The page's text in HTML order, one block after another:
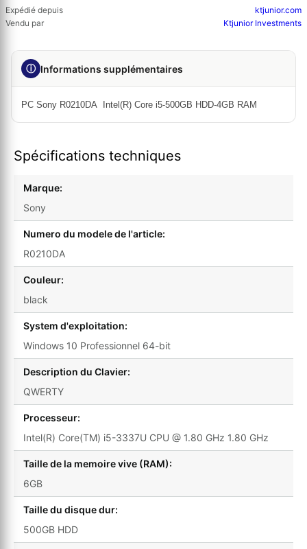
Expédié depuis
ktjunior.com
Vendu par
Ktjunior Investments
ⓘ Informations supplémentaires
PC Sony R0210DA Intel(R) Core i5-500GB HDD-4GB RAM
Spécifications techniques
Marque:
Sony
Numero du modele de l'article:
R0210DA
Couleur:
black
System d'exploitation:
Windows 10 Professionnel 64-bit
Description du Clavier:
QWERTY
Processeur:
Intel(R) Core(TM) i5-3337U CPU @ 1.80 GHz 1.80 GHz
Taille de la memoire vive (RAM):
6GB
Taille du disque dur:
500GB HDD